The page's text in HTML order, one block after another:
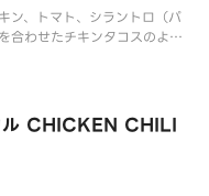
ン、トマト、シラントロ（パ
合わせたチキンタコスのよう
）（押し麦 （大麦）を含
ル CHICKEN CHILI